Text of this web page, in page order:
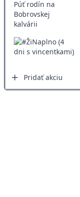
Pridať akciu